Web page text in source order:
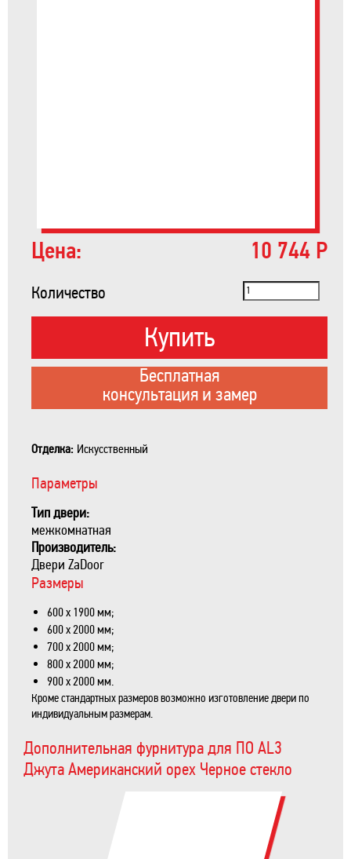
Цена: 10 744 Р
Количество
Купить
Бесплатная
консультация и замер
Отделка: Искусственный
Параметры
Тип двери:
межкомнатная
Производитель:
Двери ZaDoor
Размеры
600 х 1900 мм;
600 х 2000 мм;
700 х 2000 мм;
800 х 2000 мм;
900 х 2000 мм.
Кроме стандартных размеров возможно изготовление двери по
индивидуальным размерам.
Дополнительная фурнитура для ПО AL3
Джута Американский орех Черное стекло